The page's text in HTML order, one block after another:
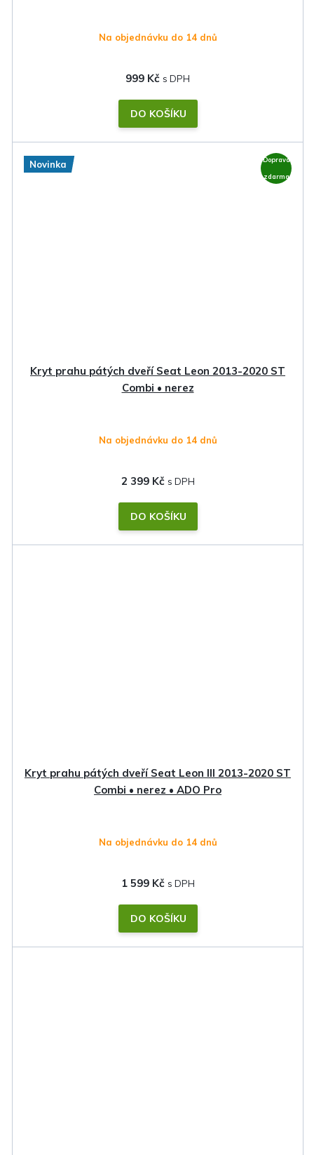
Na objednávku do 14 dnů
999 Kč
DO KOŠÍKU
Novinka Doprava
zdarma
Kryt prahu pátých dveří Seat Leon 2013-2020 ST
Combi • nerez
Na objednávku do 14 dnů
2 399 Kč
DO KOŠÍKU
Kryt prahu pátých dveří Seat Leon III 2013-2020 ST
Combi • nerez • ADO Pro
Na objednávku do 14 dnů
1 599 Kč
DO KOŠÍKU